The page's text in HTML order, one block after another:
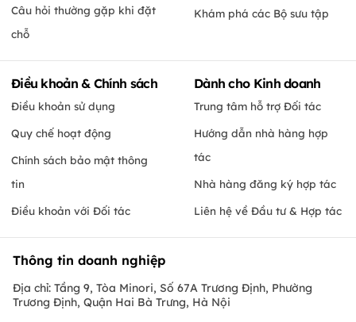
Câu hỏi thường gặp khi đặt
chỗ
Khám phá các Bộ sưu tập
Điều khoản & Chính sách
Điều khoản sử dụng
Quy chế hoạt động
Chính sách bảo mật thông
tin
Điều khoản với Đối tác
Dành cho Kinh doanh
Trung tâm hỗ trợ Đối tác
Hướng dẫn nhà hàng hợp
tác
Nhà hàng đăng ký hợp tác
Liên hệ về Đầu tư & Hợp tác
Thông tin doanh nghiệp
Địa chỉ: Tầng 9, Tòa Minori, Số 67A Trương Định, Phường
Trương Định, Quận Hai Bà Trưng, Hà Nội